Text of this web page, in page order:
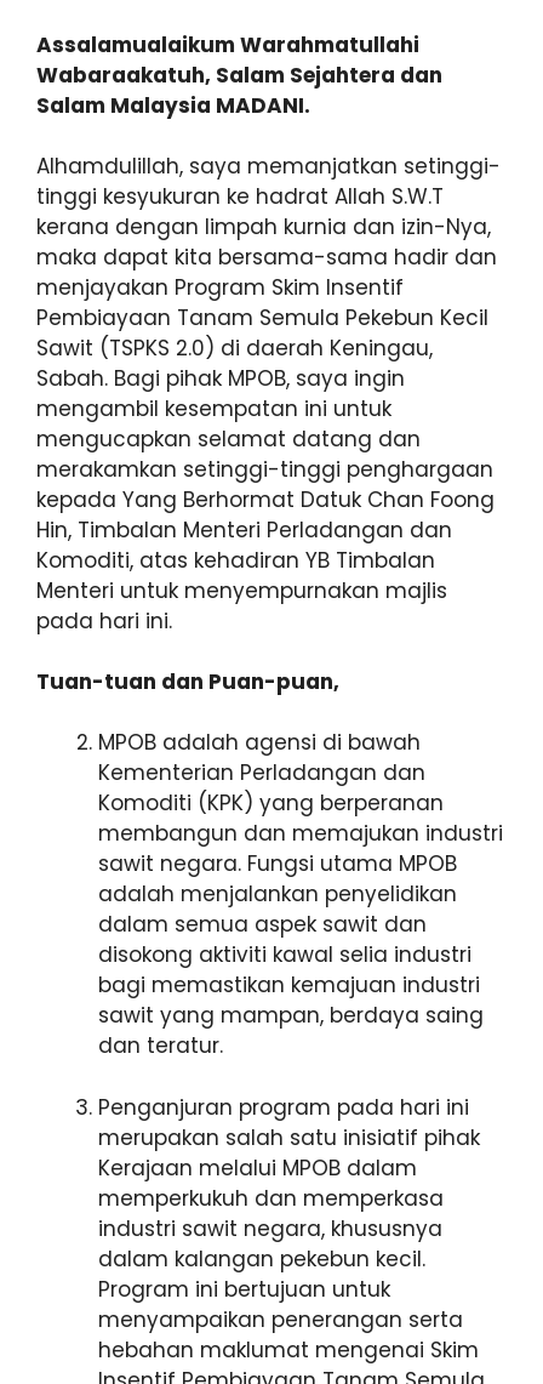
Assalamualaikum Warahmatullahi
Wabaraakatuh, Salam Sejahtera dan
Salam Malaysia MADANI.
Alhamdulillah, saya memanjatkan setinggi-
tinggi kesyukuran ke hadrat Allah S.W.T
kerana dengan limpah kurnia dan izin-Nya,
maka dapat kita bersama-sama hadir dan
menjayakan Program Skim Insentif
Pembiayaan Tanam Semula Pekebun Kecil
Sawit (TSPKS 2.0) di daerah Keningau,
Sabah. Bagi pihak MPOB, saya ingin
mengambil kesempatan ini untuk
mengucapkan selamat datang dan
merakamkan setinggi-tinggi penghargaan
kepada Yang Berhormat Datuk Chan Foong
Hin, Timbalan Menteri Perladangan dan
Komoditi, atas kehadiran YB Timbalan
Menteri untuk menyempurnakan majlis
pada hari ini.
Tuan-tuan dan Puan-puan,
MPOB adalah agensi di bawah
Kementerian Perladangan dan
Komoditi (KPK) yang berperanan
membangun dan memajukan industri
sawit negara. Fungsi utama MPOB
adalah menjalankan penyelidikan
dalam semua aspek sawit dan
disokong aktiviti kawal selia industri
bagi memastikan kemajuan industri
sawit yang mampan, berdaya saing
dan teratur.
Penganjuran program pada hari ini
merupakan salah satu inisiatif pihak
Kerajaan melalui MPOB dalam
memperkukuh dan memperkasa
industri sawit negara, khususnya
dalam kalangan pekebun kecil.
Program ini bertujuan untuk
menyampaikan penerangan serta
hebahan maklumat mengenai Skim